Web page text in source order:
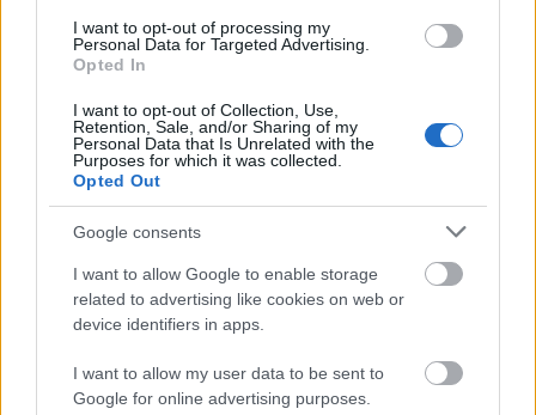
I want to opt-out of processing my
Personal Data for Targeted Advertising.
Opted In
I want to opt-out of Collection, Use,
Retention, Sale, and/or Sharing of my
Personal Data that Is Unrelated with the
Purposes for which it was collected.
Opted Out
Google consents
I want to allow Google to enable storage
related to advertising like cookies on web or
device identifiers in apps.
I want to allow my user data to be sent to
Google for online advertising purposes.
Nana
szinhazhu•2007. április 25.
Szerb Antal azt jósolta, hogy: "Zolából az él tovább,